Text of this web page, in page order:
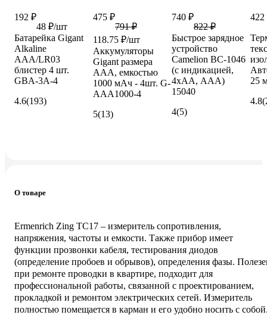
192 ₽
48 ₽/шт
Батарейка Gigant
Alkaline
ААА/LR03
блистер 4 шт.
GBA-3A-4
4.6(193)
475 ₽
791 ₽
118.75 ₽/шт
Аккумуляторы
Gigant размера
ААA, емкостью
1000 мАч - 4шт. G-
AAA1000-4
5(13)
740 ₽
822 ₽
Быстрое зарядное
устройство
Camelion BC-1046
(с индикацией,
4хАА, ААА)
15040
4(5)
422
25
4.8
О товаре
Ermenrich Zing TC17 – измеритель сопротивления,
напряжения, частоты и емкости. Также прибор имеет
функции прозвонки кабеля, тестирования диодов
(определение пробоев и обрывов), определения фазы.
при ремонте проводки в квартире, подходит для
профессиональной работы, связанной с проектированием,
прокладкой и ремонтом электрических сетей. Измеритель
полностью помещается в карман и его удобно носить с